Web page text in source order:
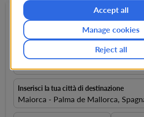
Andata e ritorno expand_more 1 Passeggeri
Inserisci la tua città di partenza
Inserisci la tua città di destinazione
Maiorca - Palma de Mallorca,
Accept all
Reject all
Manage cookies